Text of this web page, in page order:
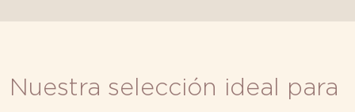
Nuestra selección ideal para